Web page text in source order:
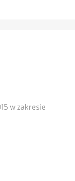
w zakresie